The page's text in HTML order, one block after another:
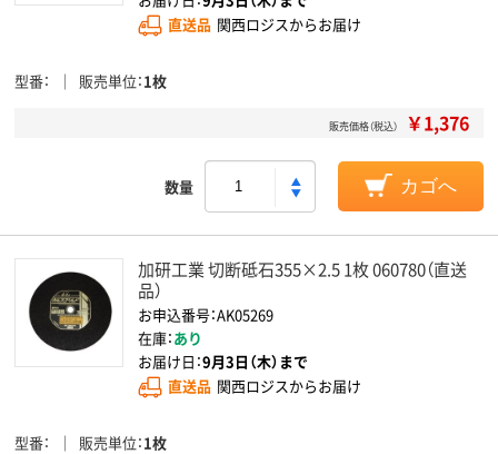
直送品 関西ロジスからお届け
型番 販売単位 1枚
販売価格（税込） ￥1,376
数量 カゴへ
加研工業 切断砥石355×2.5 1枚 060780（直送
品）
お申込番号：AK05269
在庫：あり
お届け日：9月3日（木）まで
直送品 関西ロジスからお届け
型番 販売単位 1枚